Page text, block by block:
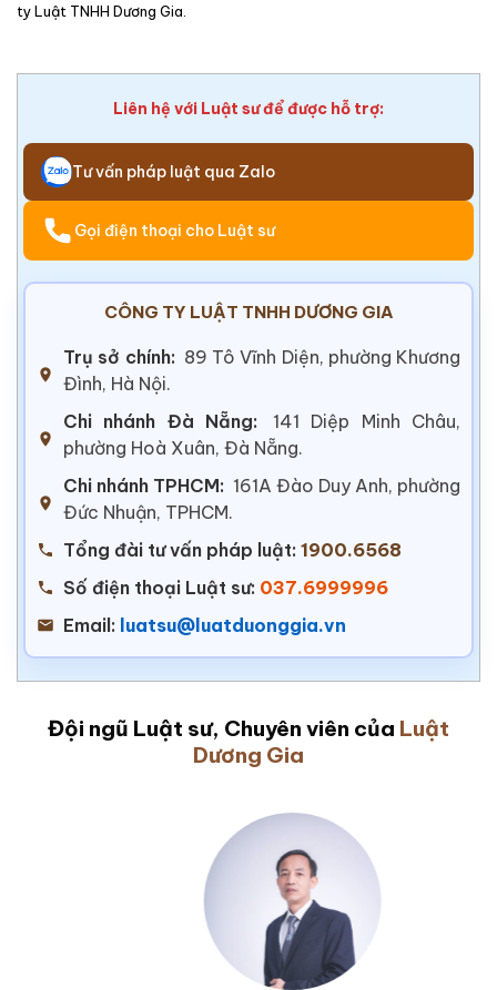
ty Luật TNHH Dương Gia.
Liên hệ với Luật sư để được hỗ trợ:
Tư vấn pháp luật qua Zalo
Gọi điện thoại cho Luật sư
CÔNG TY LUẬT TNHH DƯƠNG GIA
Trụ sở chính: 89 Tô Vĩnh Diện, phường Khương
Đình, Hà Nội.
Chi nhánh Đà Nẵng:
141 Diệp Minh Châu,
phường Hoà Xuân, Đà Nẵng.
Chi nhánh TPHCM: 161A Đào Duy Anh, phường
Đức Nhuận, TPHCM.
Tổng đài tư vấn pháp luật: 1900.6568
Số điện thoại Luật sư: 037.6999996
Email: luatsu@luatduonggia.vn
Đội ngũ Luật sư, Chuyên viên của Luật
Dương Gia